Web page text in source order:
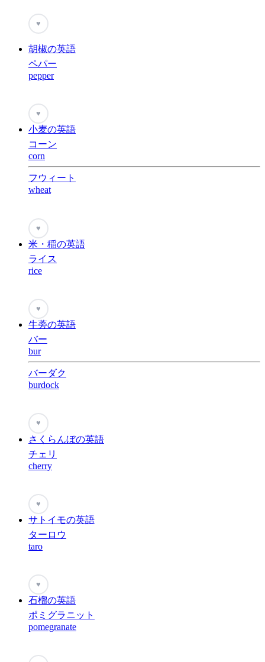
♥
胡椒の英語
ペパー
pepper
♥
小麦の英語
コーン
corn
フウィート
wheat
♥
米・稲の英語
ライス
rice
♥
牛蒡の英語
バー
bur
バーダク
burdock
♥
さくらんぼの英語
チェリ
cherry
♥
サトイモの英語
ターロウ
taro
♥
石榴の英語
ポミグラニット
pomegranate